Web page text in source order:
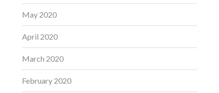
May 2020
April 2020
March 2020
February 2020